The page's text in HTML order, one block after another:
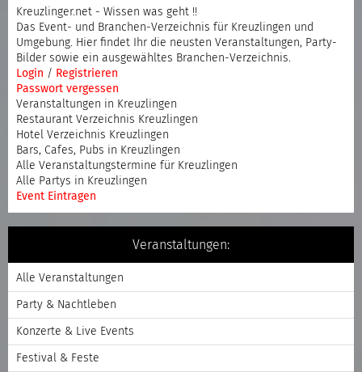
Kreuzlinger.net - Wissen was geht !!
Das Event- und Branchen-Verzeichnis für Kreuzlingen und
Umgebung. Hier findet Ihr die neusten Veranstaltungen, Party-
Bilder sowie ein ausgewähltes Branchen-Verzeichnis.
Login / Registrieren
Passwort vergessen
Veranstaltungen in Kreuzlingen
Restaurant Verzeichnis Kreuzlingen
Hotel Verzeichnis Kreuzlingen
Bars, Cafes, Pubs in Kreuzlingen
Alle Veranstaltungstermine für Kreuzlingen
Alle Partys in Kreuzlingen
Event Eintragen
Veranstaltungen:
Alle Veranstaltungen
Party & Nachtleben
Konzerte & Live Events
Festival & Feste